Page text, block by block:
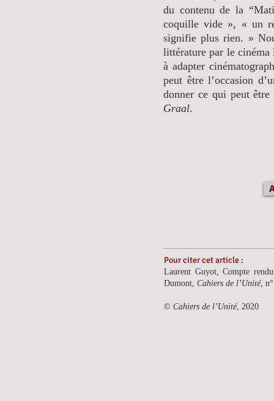
du contenu de la
coquille vide », « un
signifie plus rien. »
littérature par le cinéma
à adapter
peut être l’occasion
donner ce qui peut
Graal.
Pour citer cet article :
Laurent Guyot, Compte
Dumont, Cahiers de l’Unité,
© Cahiers de l’Unité, 2020